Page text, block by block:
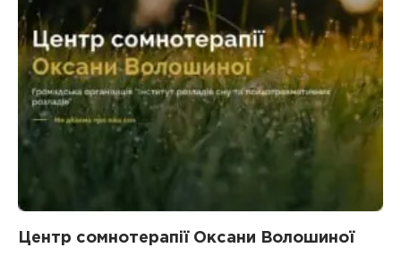
Центр сомнотерапії Оксани Волошиної